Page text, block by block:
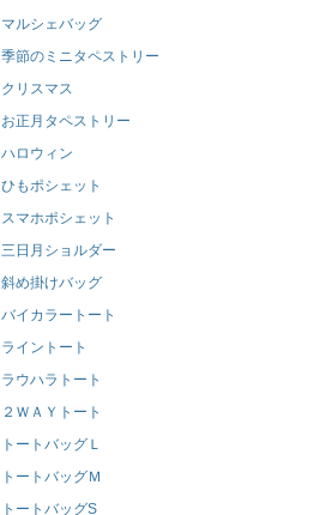
マルシェバッグ
季節のミニタペストリー
クリスマス
お正月タペストリー
ハロウィン
ひもポシェット
スマホポシェット
三日月ショルダー
斜め掛けバッグ
バイカラートート
ライントート
ラウハラトート
２ＷＡＹトート
トートバッグＬ
トートバッグＭ
トートバッグS